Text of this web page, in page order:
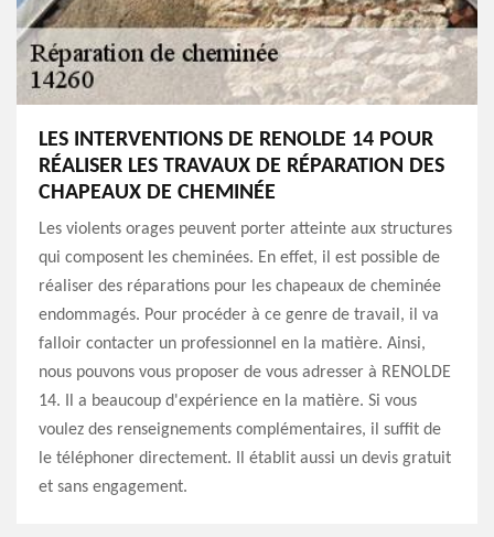
LES INTERVENTIONS DE RENOLDE 14 POUR
RÉALISER LES TRAVAUX DE RÉPARATION DES
CHAPEAUX DE CHEMINÉE
Les violents orages peuvent porter atteinte aux structures
qui composent les cheminées. En effet, il est possible de
réaliser des réparations pour les chapeaux de cheminée
endommagés. Pour procéder à ce genre de travail, il va
falloir contacter un professionnel en la matière. Ainsi,
nous pouvons vous proposer de vous adresser à RENOLDE
14. Il a beaucoup d'expérience en la matière. Si vous
voulez des renseignements complémentaires, il suffit de
le téléphoner directement. Il établit aussi un devis gratuit
et sans engagement.